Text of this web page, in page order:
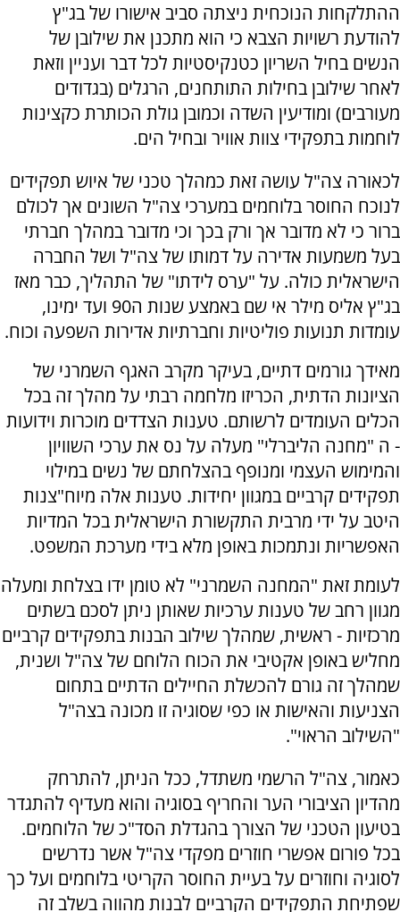
ההתלקחות הנוכחית ניצתה סביב אישורו של בג"ץ
להודעת רשויות הצבא כי הוא מתכנן את שילובן של
הנשים בחיל השריון כטנקיסטיות לכל דבר ועניין וזאת
לאחר שילובן בחילות התותחנים, הרגלים (בגדודים
מעורבים) ומודיעין השדה וכמובן גולת הכותרת כקצינות
לוחמות בתפקידי צוות אוויר ובחיל הים.
לכאורה צה"ל עושה זאת כמהלך טכני של איוש תפקידים
לנוכח החוסר בלוחמים במערכי צה"ל השונים אך לכולם
ברור כי לא מדובר אך ורק בכך וכי מדובר במהלך חברתי
בעל משמעות אדירה על דמותו של צה"ל ושל החברה
הישראלית כולה. על "ערס לידתו" של התהליך, כבר מאז
בג"ץ אליס מילר אי שם באמצע שנות ה90 ועד ימינו,
עומדות תנועות פוליטיות וחברתיות אדירות השפעה וכוח.
מאידך גורמים דתיים, בעיקר מקרב האגף השמרני של
הציונות הדתית, הכריזו מלחמה רבתי על מהלך זה בכל
הכלים העומדים לרשותם. טענות הצדדים מוכרות וידועות
- ה "מחנה הליברלי" מעלה על נס את ערכי השוויון
והמימוש העצמי ומנופף בהצלחתם של נשים במילוי
תפקידים קרביים במגוון יחידות. טענות אלה מיוח"צנות
היטב על ידי מרבית התקשורת הישראלית בכל המדיות
האפשריות ונתמכות באופן מלא בידי מערכת המשפט.
לעומת זאת "המחנה השמרני" לא טומן ידו בצלחת ומעלה
מגוון רחב של טענות ערכיות שאותן ניתן לסכם בשתים
מרכזיות - ראשית, שמהלך שילוב הבנות בתפקידים קרביים
מחליש באופן אקטיבי את הכוח הלוחם של צה"ל ושנית,
שמהלך זה גורם להכשלת החיילים הדתיים בתחום
הצניעות והאישות או כפי שסוגיה זו מכונה בצה"ל
"השילוב הראוי".
כאמור, צה"ל הרשמי משתדל, ככל הניתן, להתרחק
מהדיון הציבורי הער והחריף בסוגיה והוא מעדיף להתגדר
בטיעון הטכני של הצורך בהגדלת הסד"כ של הלוחמים.
בכל פורום אפשרי חוזרים מפקדי צה"ל אשר נדרשים
לסוגיה וחוזרים על בעיית החוסר הקריטי בלוחמים ועל כך
שפתיחת התפקידים הקרביים לבנות מהווה בשלב זה